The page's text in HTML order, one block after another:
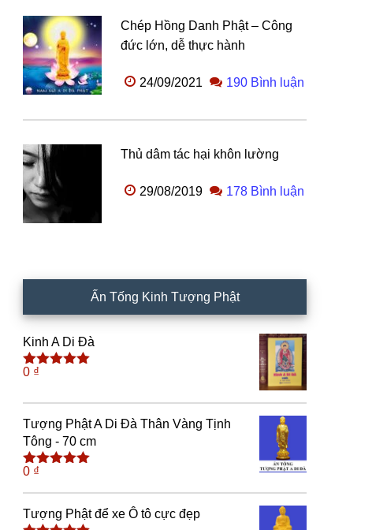
Chép Hồng Danh Phật – Công
đức lớn, dễ thực hành
24/09/2021 190 Bình luận
Thủ dâm tác hại khôn lường
29/08/2019 178 Bình luận
Ấn Tống Kinh Tượng Phật
Kinh A Di Đà
Được xếp
sao
0 ₫
Tượng Phật A Di Đà Thân Vàng Tịnh
Tông - 70 cm
Được xếp
0 ₫
Tượng Phật để xe Ô tô cực đẹp